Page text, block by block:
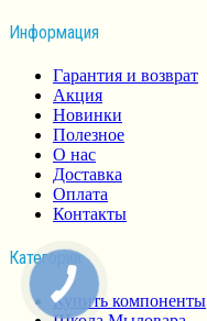
Информация
Гарантия и возврат
Акция
Новинки
Полезное
О нас
Доставка
Оплата
Контакты
Категории
Купить компоненты